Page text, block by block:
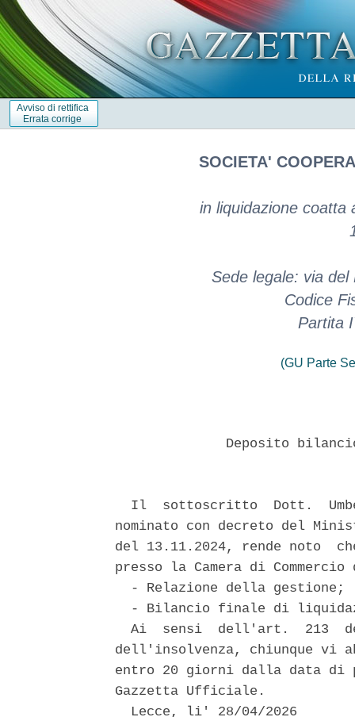
Avviso di rettifica
Errata corrige
SOCIETA'
in liquidazione coatta
Sede legale: via
Codice
Partita
(GU Parte
Deposito
Il  sottoscritto  Dott.
nominato con decreto del
del 13.11.2024, rende noto
presso la Camera di
  - Relazione della gestione;
- Bilancio finale di
Ai  sensi  dell'art.  213
dell'insolvenza, chiunque vi
entro 20 giorni dalla data di
Gazzetta Ufficiale.
  Lecce, li' 28/04/2026